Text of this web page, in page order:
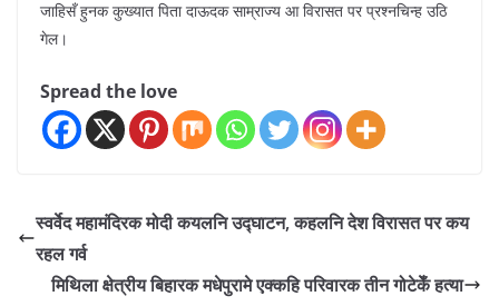
जाहिसँ हुनक कुख्यात पिता दाऊदक साम्राज्य आ विरासत पर प्रश्नचिन्ह उठि
गेल।
Spread the love
स्वर्वेद महामंदिरक मोदी कयलनि उद्घाटन, कहलनि देश विरासत पर कय
रहल गर्व
मिथिला क्षेत्रीय बिहारक मधेपुरामे एक्कहि परिवारक तीन गोटेकेँ हत्या